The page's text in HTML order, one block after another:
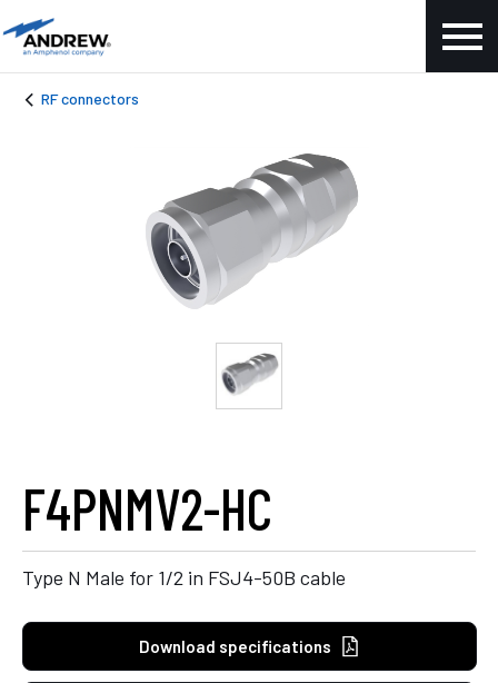
RF connectors
F4PNMV2-HC
Type N Male for 1/2 in FSJ4-50B cable
Download specifications